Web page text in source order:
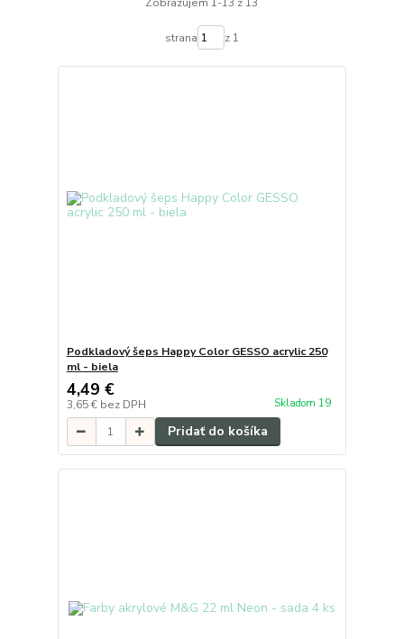
strana z 1
Podkladový šeps Happy Color GESSO acrylic 250
ml - biela
4,49 €
3,65 € bez DPH Skladom 19
Pridať do košíka